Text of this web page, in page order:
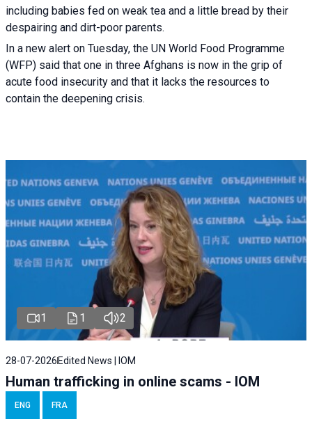
including babies fed on weak tea and a little bread by their
despairing and dirt-poor parents.
In a new alert on Tuesday, the UN World Food Programme
(WFP) said that one in three Afghans is now in the grip of
acute food insecurity and that it lacks the resources to
contain the deepening crisis.
1 1 2
28-07-2026 Edited News | IOM
Human trafficking in online scams - IOM
ENG FRA